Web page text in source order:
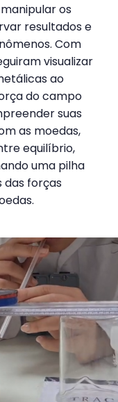
os
resultados e
Com
visualizar
ao
do campo
suas
as moedas,
equilíbrio,
uma pilha
das forças